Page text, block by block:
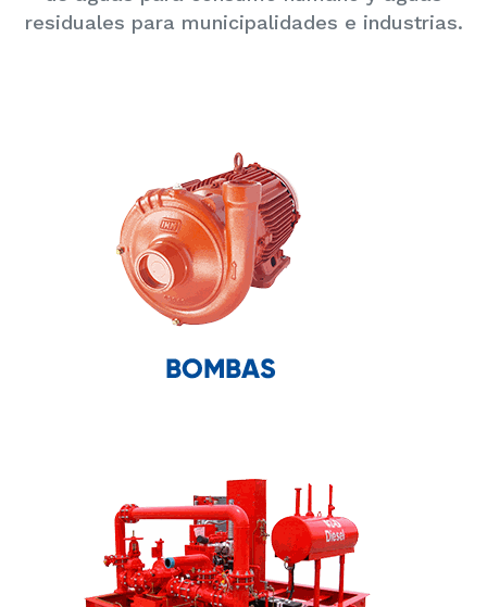
residuales para municipalidades e industrias.